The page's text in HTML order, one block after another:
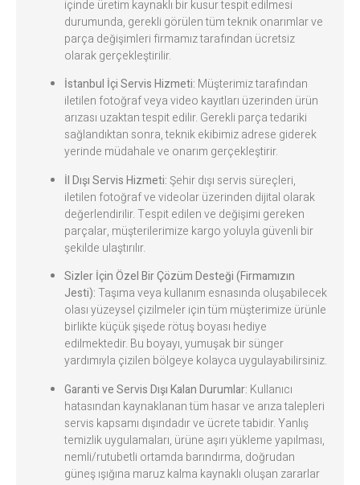
içinde üretim kaynaklı bir kusur tespit edilmesi
durumunda, gerekli görülen tüm teknik onarımlar ve
parça değişimleri firmamız tarafından ücretsiz
olarak gerçekleştirilir.
İstanbul İçi Servis Hizmeti: Müşterimiz tarafından
iletilen fotoğraf veya video kayıtları üzerinden ürün
arızası uzaktan tespit edilir. Gerekli parça tedariki
sağlandıktan sonra, teknik ekibimiz adrese giderek
yerinde müdahale ve onarım gerçekleştirir.
İl Dışı Servis Hizmeti:Şehir dışı servis süreçleri,
iletilen fotoğraf ve videolar üzerinden dijital olarak
değerlendirilir. Tespit edilen ve değişimi gereken
parçalar, müşterilerimize kargo yoluyla güvenli bir
şekilde ulaştırılır.
Sizler İçin Özel Bir Çözüm Desteği (Firmamızın
Jesti):Taşıma veya kullanım esnasında oluşabilecek
olası yüzeysel çizilmeler için tüm müşterimize ürünle
birlikte küçük şişede rötuş boyası hediye
edilmektedir. Bu boyayı, yumuşak bir sünger
yardımıyla çizilen bölgeye kolayca uygulayabilirsiniz.
Garanti ve Servis Dışı Kalan Durumlar: Kullanıcı
hatasından kaynaklanan tüm hasar ve arıza talepleri
servis kapsamı dışındadır ve ücrete tabidir. Yanlış
temizlik uygulamaları, ürüne aşırı yükleme yapılması,
nemli/rutubetli ortamda barındırma, doğrudan
güneş ışığına maruz kalma kaynaklı oluşan zararlar